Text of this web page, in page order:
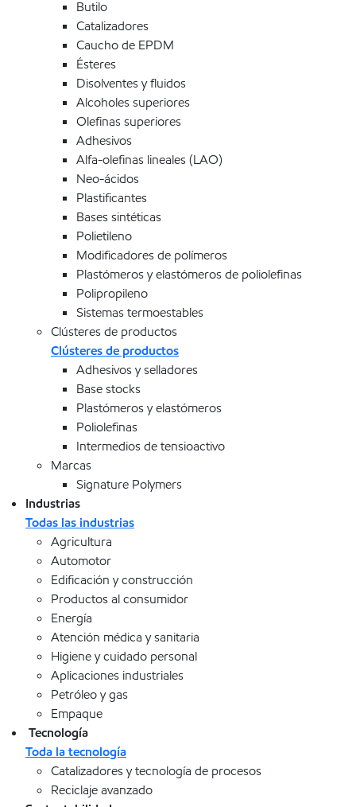
Butilo
Catalizadores
Caucho de EPDM
Ésteres
Disolventes y fluidos
Alcoholes superiores
Olefinas superiores
Adhesivos
Alfa-olefinas lineales (LAO)
Neo-ácidos
Plastificantes
Bases sintéticas
Polietileno
Modificadores de polímeros
Plastómeros y elastómeros de poliolefinas
Polipropileno
Sistemas termoestables
Clústeres de productos
Clústeres de productos
Adhesivos y selladores
Base stocks
Plastómeros y elastómeros
Poliolefinas
Intermedios de tensioactivo
Marcas
Signature Polymers
Industrias
Todas las industrias
Agricultura
Automotor
Edificación y construcción
Productos al consumidor
Energía
Atención médica y sanitaria
Higiene y cuidado personal
Aplicaciones industriales
Petróleo y gas
Empaque
Tecnología
Toda la tecnología
Catalizadores y tecnología de procesos
Reciclaje avanzado